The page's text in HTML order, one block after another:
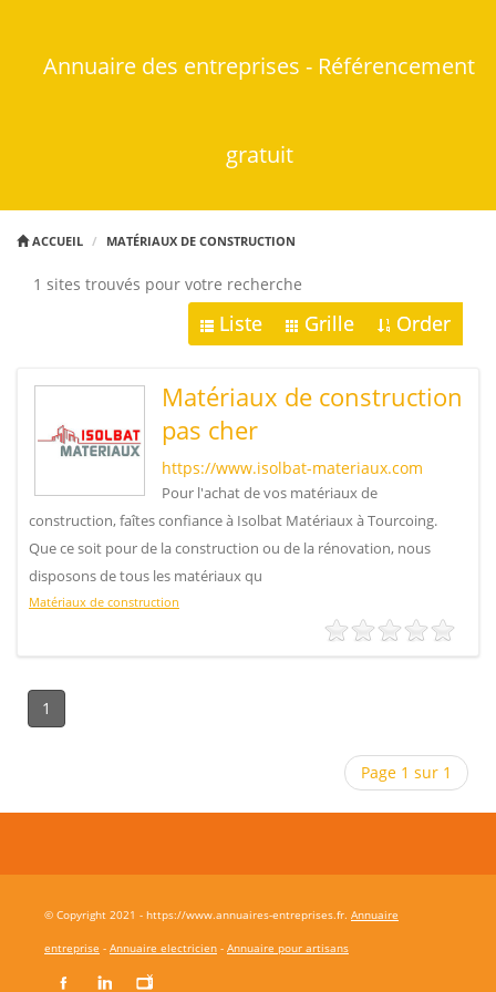
Annuaire des entreprises - Référencement
gratuit
ACCUEIL MATÉRIAUX DE CONSTRUCTION
1 sites trouvés pour votre recherche
Liste Grille Order
Matériaux de construction
pas cher
https://www.isolbat-materiaux.com
Pour l'achat de vos matériaux de
construction, faîtes confiance à Isolbat Matériaux à Tourcoing.
Que ce soit pour de la construction ou de la rénovation, nous
disposons de tous les matériaux qu
Matériaux de construction
1
Page 1 sur 1
© Copyright 2021 - https://www.annuaires-entreprises.fr. Annuaire
entreprise - Annuaire electricien - Annuaire pour artisans